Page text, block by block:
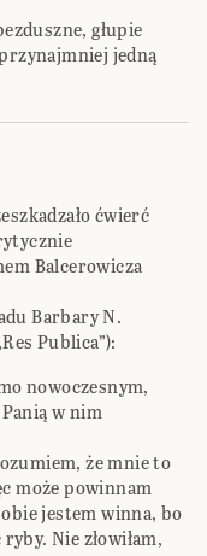
głupie
jedną
ćwierć
Balcerowicza
Barbary N.
Publica”):
nowoczesnym,
w nim
że mnie to
może powinnam
jestem winna, bo
Nie złowiłam,